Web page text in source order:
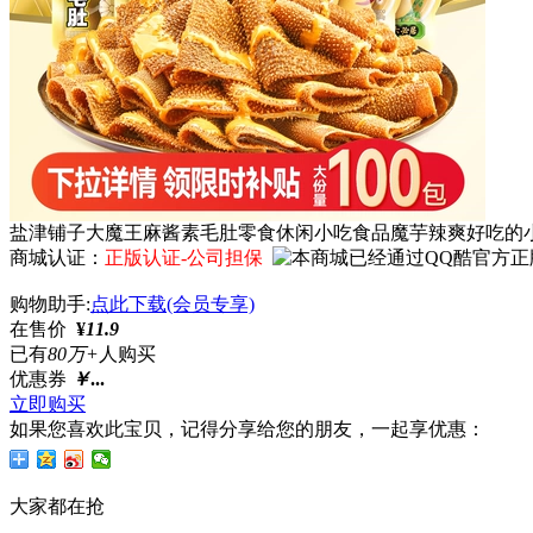
盐津铺子大魔王麻酱素毛肚零食休闲小吃食品魔芋辣爽好吃的
商城认证： 正版认证-公司担保
购物助手:点此下载(会员专享)
在售价 ¥11.9
已有80万+ 人购买
优惠券 ￥...
立即购买
如果您喜欢此宝贝，记得分享给您的朋友，一起享优惠：
大家都在抢